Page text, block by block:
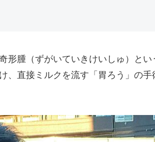
形腫（ずがいていきけいしゅ）と
、直接ミルクを流す「胃ろう」の